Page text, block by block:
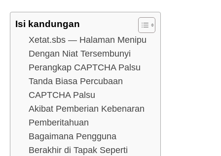
Isi kandungan
Xetat.sbs — Halaman Menipu
Dengan Niat Tersembunyi
Perangkap CAPTCHA Palsu
Tanda Biasa Percubaan
CAPTCHA Palsu
Akibat Pemberian Kebenaran
Pemberitahuan
Bagaimana Pengguna
Berakhir di Tapak Seperti